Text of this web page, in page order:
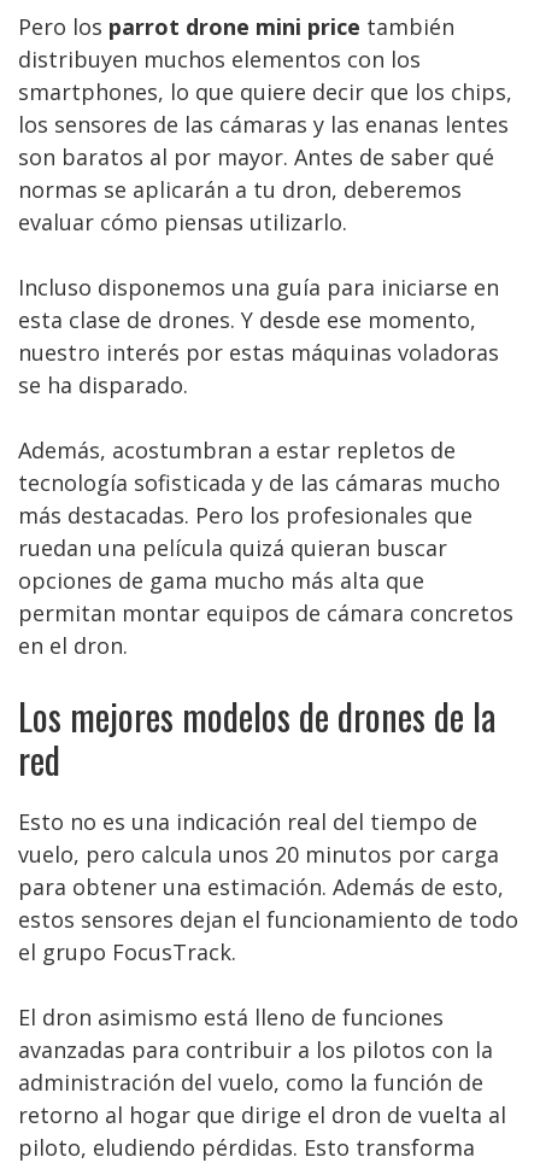
Pero los parrot drone mini price también
distribuyen muchos elementos con los
smartphones, lo que quiere decir que los chips,
los sensores de las cámaras y las enanas lentes
son baratos al por mayor. Antes de saber qué
normas se aplicarán a tu dron, deberemos
evaluar cómo piensas utilizarlo.
Incluso disponemos una guía para iniciarse en
esta clase de drones. Y desde ese momento,
nuestro interés por estas máquinas voladoras
se ha disparado.
Además, acostumbran a estar repletos de
tecnología sofisticada y de las cámaras mucho
más destacadas. Pero los profesionales que
ruedan una película quizá quieran buscar
opciones de gama mucho más alta que
permitan montar equipos de cámara concretos
en el dron.
Los mejores modelos de drones de la
red
Esto no es una indicación real del tiempo de
vuelo, pero calcula unos 20 minutos por carga
para obtener una estimación. Además de esto,
estos sensores dejan el funcionamiento de todo
el grupo FocusTrack.
El dron asimismo está lleno de funciones
avanzadas para contribuir a los pilotos con la
administración del vuelo, como la función de
retorno al hogar que dirige el dron de vuelta al
piloto, eludiendo pérdidas. Esto transforma